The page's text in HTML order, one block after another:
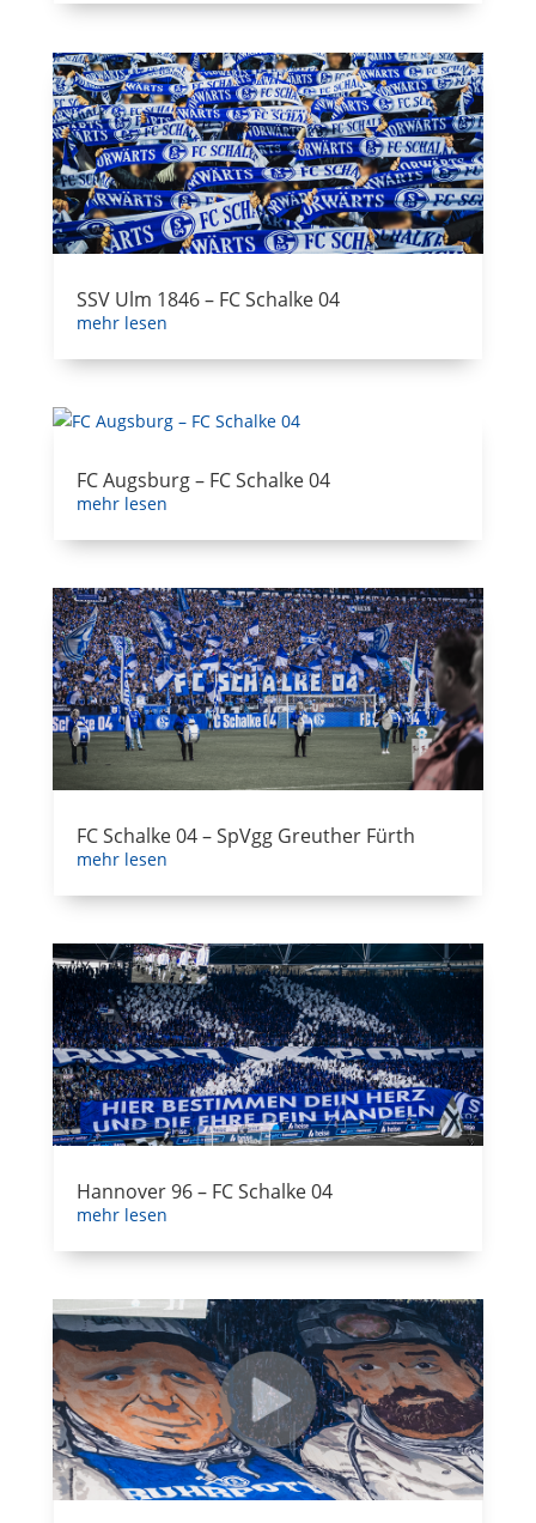
SSV Ulm 1846 – FC Schalke 04
mehr lesen
FC Augsburg – FC Schalke 04
mehr lesen
FC Schalke 04 – SpVgg Greuther Fürth
mehr lesen
Hannover 96 – FC Schalke 04
mehr lesen